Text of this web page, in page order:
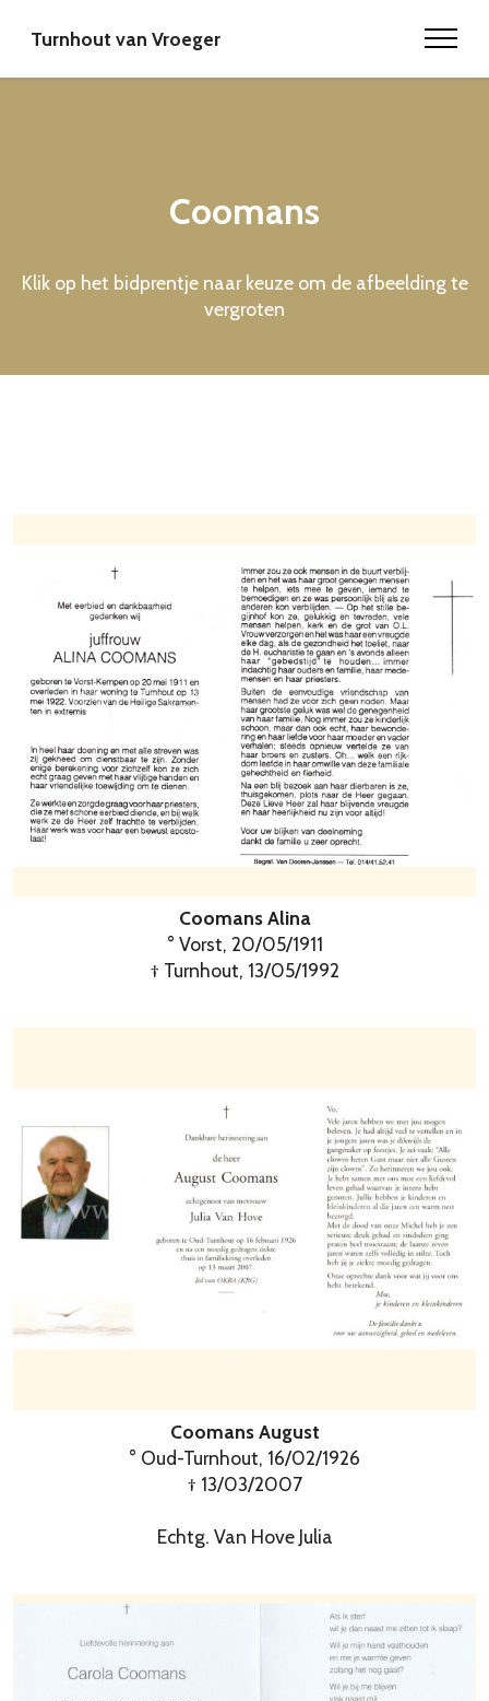
Turnhout van Vroeger
Coomans
Klik op het bidprentje naar keuze om de afbeelding te
vergroten
Coomans Alina
° Vorst, 20/05/1911
† Turnhout, 13/05/1992
Coomans August
° Oud-Turnhout, 16/02/1926
† 13/03/2007
Echtg. Van Hove Julia